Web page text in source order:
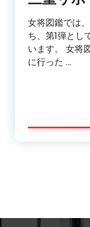
女将図鑑では
ち、第1弾とし
います。 女将
に行った …